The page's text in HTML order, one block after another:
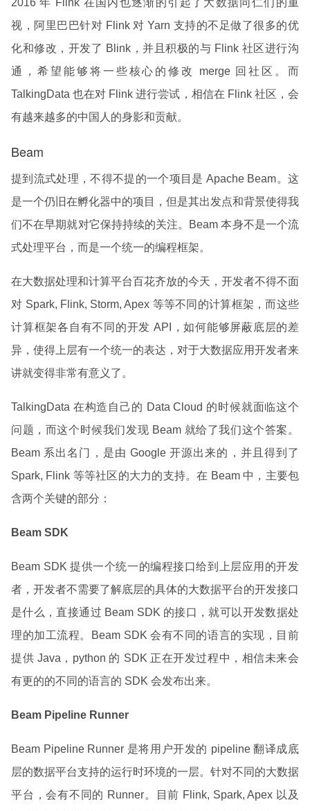
视，阿里巴巴针对 Flink 对 Yarn 支持的不足做了很多的优
化和修改，开发了 Blink，并且积极的与 Flink 社区进行沟
通，希望能够将一些核心的修改 merge 回社区。而
TalkingData 也在对 Flink 进行尝试，相信在 Flink 社区，会
有越来越多的中国人的身影和贡献。
Beam
提到流式处理，不得不提的一个项目是 Apache Beam。这
是一个仍旧在孵化器中的项目，但是其出发点和背景使得我
们不在早期就对它保持持续的关注。Beam 本身不是一个流
式处理平台，而是一个统一的编程框架。
在大数据处理和计算平台百花齐放的今天，开发者不得不面
对 Spark, Flink, Storm, Apex 等等不同的计算框架，而这些
计算框架各自有不同的开发 API，如何能够屏蔽底层的差
异，使得上层有一个统一的表达，对于大数据应用开发者来
讲就变得非常有意义了。
TalkingData 在构造自己的 Data Cloud 的时候就面临这个
问题，而这个时候我们发现 Beam 就给了我们这个答案。
Beam 系出名门，是由 Google 开源出来的，并且得到了
Spark, Flink 等等社区的大力的支持。在 Beam 中，主要包
含两个关键的部分：
Beam SDK
Beam SDK 提供一个统一的编程接口给到上层应用的开发
者，开发者不需要了解底层的具体的大数据平台的开发接口
是什么，直接通过 Beam SDK 的接口，就可以开发数据处
理的加工流程。Beam SDK 会有不同的语言的实现，目前
提供 Java，python 的 SDK 正在开发过程中，相信未来会
有更的的不同的语言的 SDK 会发布出来。
Beam Pipeline Runner
Beam Pipeline Runner 是将用户开发的 pipeline 翻译成底
层的数据平台支持的运行时环境的一层。针对不同的大数据
平台，会有不同的 Runner。目前 Flink, Spark, Apex 以及